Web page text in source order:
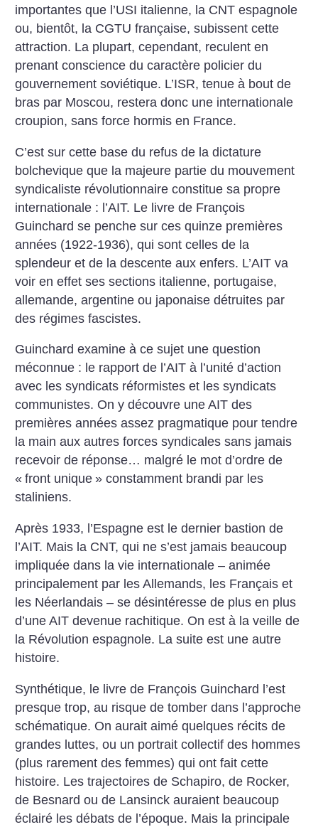
importantes que l’USI italienne, la CNT espagnole
ou, bientôt, la CGTU française, subissent cette
attraction. La plupart, cependant, reculent en
prenant conscience du caractère policier du
gouvernement soviétique. L’ISR, tenue à bout de
bras par Moscou, restera donc une internationale
croupion, sans force hormis en France.
C’est sur cette base du refus de la dictature
bolchevique que la majeure partie du mouvement
syndicaliste révolutionnaire constitue sa propre
internationale : l’AIT. Le livre de François
Guinchard se penche sur ces quinze premières
années (1922-1936), qui sont celles de la
splendeur et de la descente aux enfers. L’AIT va
voir en effet ses sections italienne, portugaise,
allemande, argentine ou japonaise détruites par
des régimes fascistes.
Guinchard examine à ce sujet une question
méconnue : le rapport de l’AIT à l’unité d’action
avec les syndicats réformistes et les syndicats
communistes. On y découvre une AIT des
premières années assez pragmatique pour tendre
la main aux autres forces syndicales sans jamais
recevoir de réponse… malgré le mot d’ordre de
« front unique » constamment brandi par les
staliniens.
Après 1933, l’Espagne est le dernier bastion de
l’AIT. Mais la CNT, qui ne s’est jamais beaucoup
impliquée dans la vie internationale – animée
principalement par les Allemands, les Français et
les Néerlandais – se désintéresse de plus en plus
d’une AIT devenue rachitique. On est à la veille de
la Révolution espagnole. La suite est une autre
histoire.
Synthétique, le livre de François Guinchard l’est
presque trop, au risque de tomber dans l’approche
schématique. On aurait aimé quelques récits de
grandes luttes, ou un portrait collectif des hommes
(plus rarement des femmes) qui ont fait cette
histoire. Les trajectoires de Schapiro, de Rocker,
de Besnard ou de Lansinck auraient beaucoup
éclairé les débats de l’époque. Mais la principale